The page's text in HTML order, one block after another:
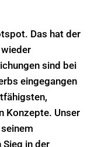
Das hat der
sind bei
eingegangen
Konzepte. Unser
Sieg in der